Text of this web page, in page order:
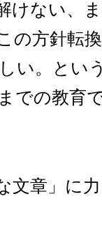
けない、
の方針転
い。とい
での教育
文章」に